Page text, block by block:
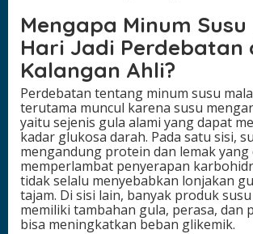
Mengapa Minum
Hari Jadi Perdebatan
Kalangan Ahli?
Perdebatan tentang minum susu
terutama muncul karena susu
yaitu sejenis gula alami yang dapat
kadar glukosa darah. Pada satu sisi,
mengandung protein dan lemak yang
memperlambat penyerapan
tidak selalu menyebabkan lonjakan
tajam. Di sisi lain, banyak produk
memiliki tambahan gula, perasa, dan
bisa meningkatkan beban glikemik.